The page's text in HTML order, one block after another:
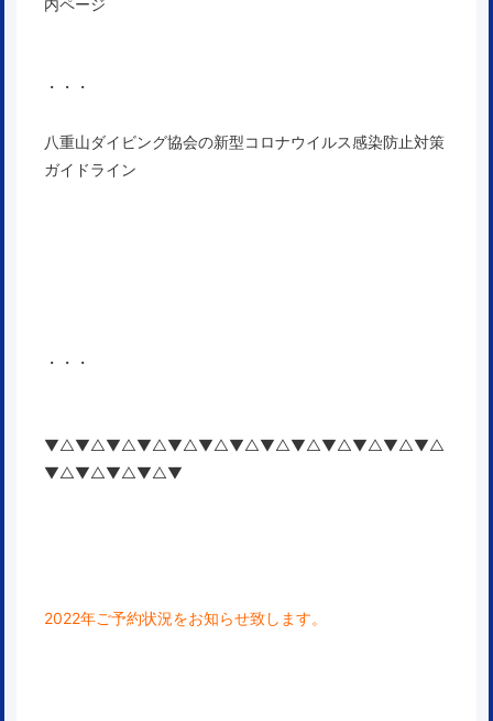
内ページ
・・・
八重山ダイビング協会の新型コロナウイルス感染防止対策
ガイドライン
・・・
▼△▼△▼△▼△▼△▼△▼△▼△▼△▼△▼△▼△▼△
▼△▼△▼△▼△▼
2022年ご予約状況をお知らせ致します。